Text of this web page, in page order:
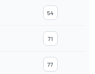
54
71
77